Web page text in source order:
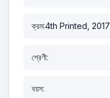
ক্রম:4th Printed, 2017
শ্রেণী:
বয়স: